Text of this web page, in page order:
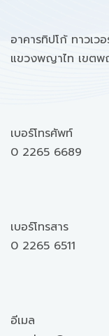
อาคารทิปโก้ ทาวเว
แขวงพญาไท เขต
เบอร์โทรศัพท์
0 2265 6689
เบอร์โทรสาร
0 2265 6511
อีเมล